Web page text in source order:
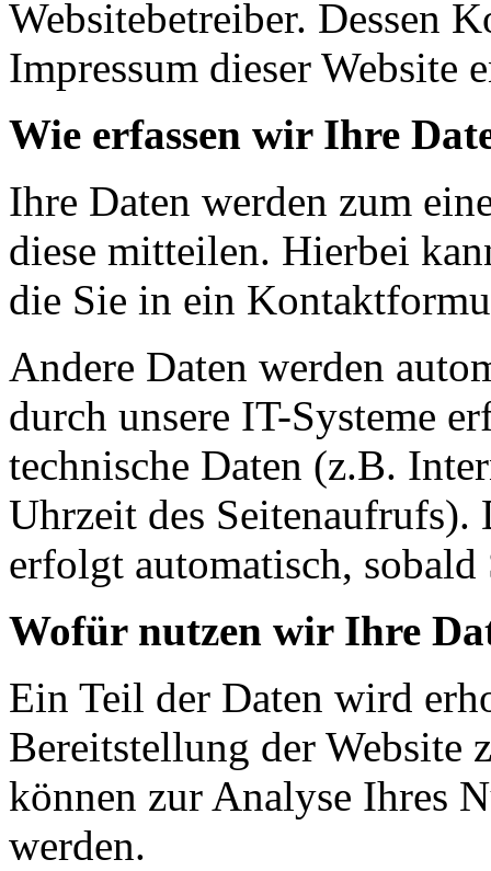
Websitebetreiber. Dessen
Impressum dieser Website
Wie erfassen wir Ihre
Ihre Daten werden zum
diese mitteilen. Hierbei
die Sie in ein
Andere Daten werden
durch unsere IT-Systeme
technische Daten (z.B.
Uhrzeit des Seitenaufrufs).
erfolgt automatisch, sobald
Wofür nutzen wir Ihre
Ein Teil der Daten wird
Bereitstellung der Website
können zur Analyse Ihres
werden.